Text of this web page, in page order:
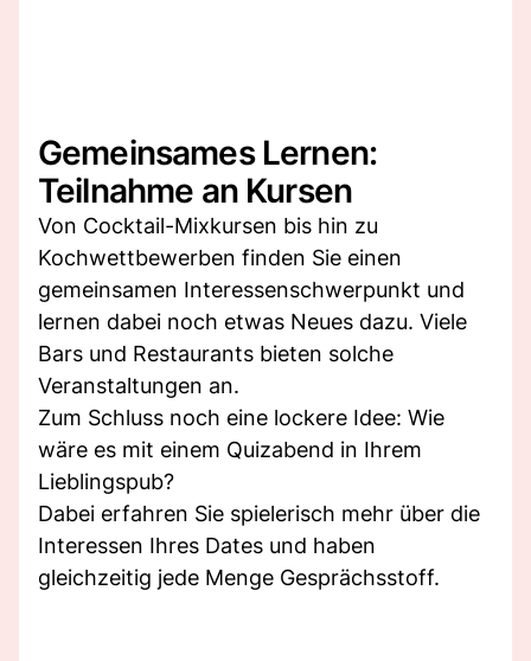
Gemeinsames Lernen:
Teilnahme an Kursen
Von Cocktail-Mixkursen bis hin zu
Kochwettbewerben finden Sie einen
gemeinsamen Interessenschwerpunkt und
lernen dabei noch etwas Neues dazu. Viele
Bars und Restaurants bieten solche
Veranstaltungen an.
Zum Schluss noch eine lockere Idee: Wie
wäre es mit einem Quizabend in Ihrem
Lieblingspub?
Dabei erfahren Sie spielerisch mehr über die
Interessen Ihres Dates und haben
gleichzeitig jede Menge Gesprächsstoff.